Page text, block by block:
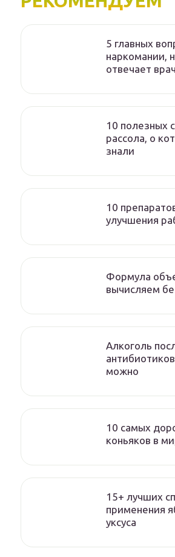
5 главных
наркомании,
отвечает
10 полезных
рассола, о
знали
10
улучшения
Формула
вычисляем
Алкоголь
можно
10 самых
коньяков в
15+ лучших
применения
уксуса